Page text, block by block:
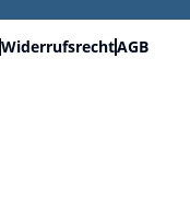
WiderrufsrechtAGB